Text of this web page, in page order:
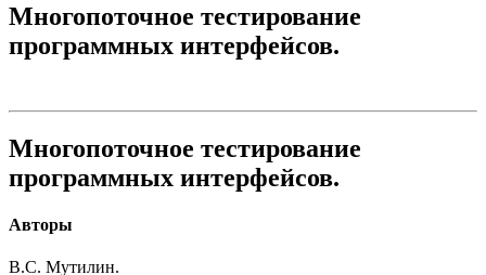
Многопоточное тестирование
программных интерфейсов.
Многопоточное тестирование
программных интерфейсов.
Авторы
В.С. Мутилин.